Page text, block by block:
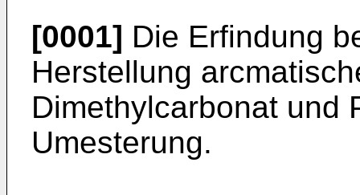
[0001] Die Erfindung
Herstellung
Dimethylcarbonat und
Umesterung.